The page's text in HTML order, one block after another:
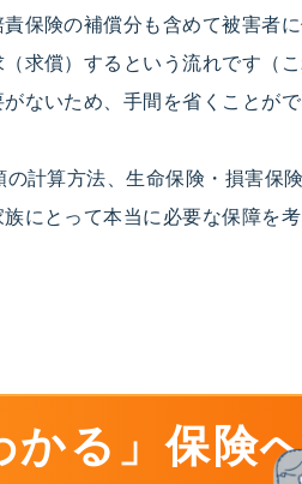
保険の補償分も含めて被害者
求償）するという流れです（
ないため、手間を省くことがで
計算方法、生命保険・損害保
にとって本当に必要な保障を
かる」保険